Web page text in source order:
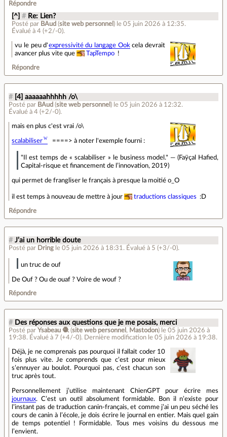
Répondre
[^] # Re: Lien?
Posté par BAud (site web personnel ) le 05 juin 2026 à 12:35.
Évalué à4 (+2/-0).
vu le peu d'expressivité du langage Ook cela devrait
avancer plus vite que
TapTempo !
Répondre
# [4] aaaaaahhhhh /o\
Posté par BAud (site web personnel ) le 05 juin 2026 à 12:32.
Évalué à 4 (+2/-0).
mais en plus c'est vrai /o\
scalabiliser ====> à noter l'exemple fourni :
"Il est temps de « scalabiliser » le business model." — (Faÿçal Hafied,
Capital-risque et financement de l’innovation, 2019)
qui permet de frangliser le français à presque la moitié o_O
il est temps à nouveau de mettre à jour traductions classiques :D
Répondre
# J’ai un horrible doute
Posté par Dring le 05 juin 2026 à 18:31 . Évalué à 5 (+3/-0).
un truc de ouf
De Ouf ? Ou de ouaf ? Voire de wouf ?
Répondre
# Des réponses aux questions que je me posais, merci
Posté par Ysabeau 🧶(site web personnel , Mastodon) le 05 juin 2026 à
19:38. Évalué à 7 (+4/-0). Dernière modification le 05 juin 2026 à 19:38.
Déjà, je ne comprenais pas pourquoi il fallait coder 10
fois plus vite. Je comprends que c’est pour mieux
s’ennuyer au boulot. Pourquoi pas, c’est chacun son
truc après tout.
Personnellement j’utilise maintenant ChienGPT pour écrire mes
journaux. C’est un outil absolument formidable. Bon il n’existe pour
l’instant pas de traduction canin-français, et comme j’ai un peu séché les
cours de canin à l’école, je dois écrire le journal en entier. Mais quel gain
de temps potentiel ! Formidable. Tous mes voisins du dessous me
l’envient.